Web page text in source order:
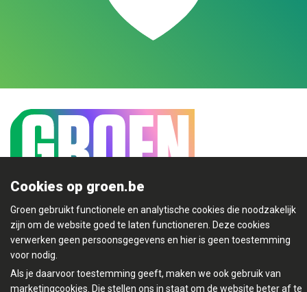
Cookies op groen.be
Groen gebruikt functionele en analytische cookies die noodzakelijk
zijn om de website goed te laten functioneren. Deze cookies
verwerken geen persoonsgegevens en hier is geen toestemming
voor nodig.
Als je daarvoor toestemming geeft, maken we ook gebruik van
marketingcookies. Die stellen ons in staat om de website beter af te
Mijn Groen